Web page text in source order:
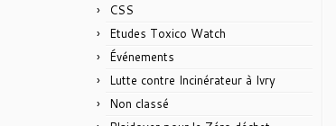
CSS
Etudes Toxico Watch
Événements
Lutte contre Incinérateur à Ivry
Non classé